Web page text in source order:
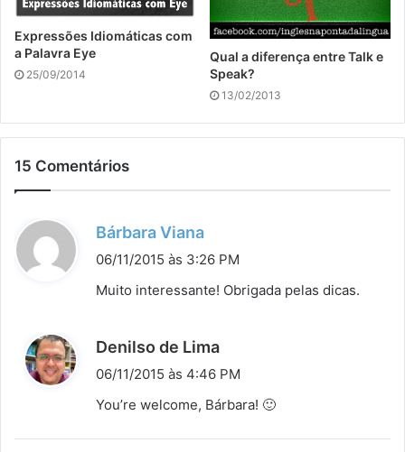
Expressões Idiomáticas com
a Palavra Eye
25/09/2014
Qual a diferença entre Talk e
Speak?
13/02/2013
15 Comentários
Bárbara Viana
i
:
06/11/2015 às 3:26 PM
Muito interessante! Obrigada pelas dicas.
Denilso de Lima
i
e
06/11/2015 às 4:46 PM
You’re welcome, Bárbara! 🙂